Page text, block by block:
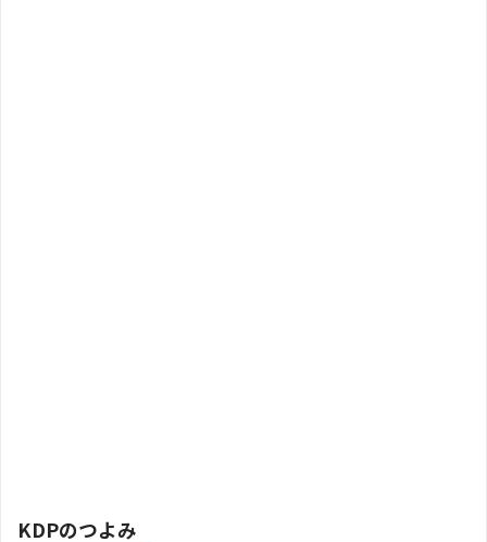
KDPのつよみ